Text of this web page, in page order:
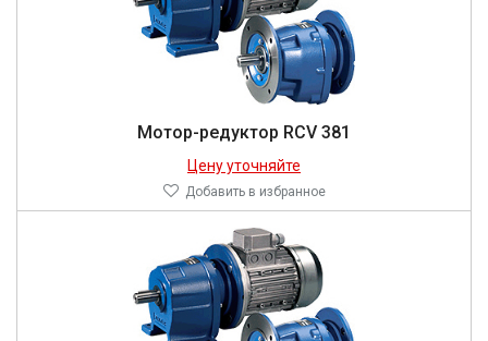
Мотор-редуктор RCV 381
Цену уточняйте
Добавить в избранное